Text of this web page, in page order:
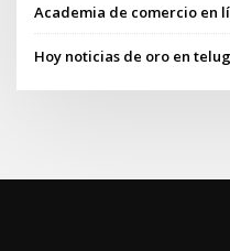
Academia de comercio en
Hoy noticias de oro en